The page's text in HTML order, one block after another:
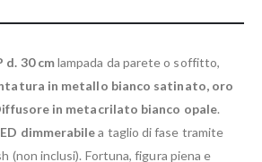
d. 30 cmlampada da parete o soffitto,
in metallo bianco satinato, oro
in metacrilato bianco opale.
dimmerabilea taglio di fase tramite
(non inclusi). Fortuna, figura piena e